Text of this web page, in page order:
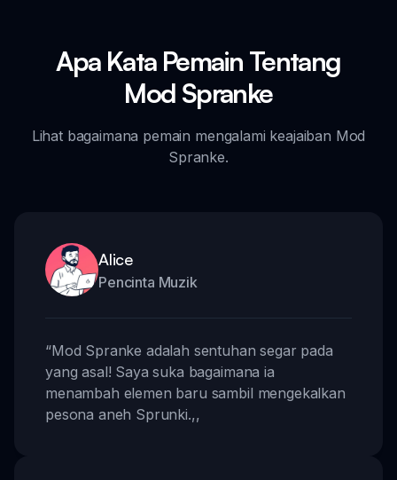
Apa Kata Pemain Tentang
Mod Spranke
Lihat bagaimana pemain mengalami keajaiban Mod
Spranke.
Alice
Pencinta Muzik
“Mod Spranke adalah sentuhan segar pada
yang asal! Saya suka bagaimana ia
menambah elemen baru sambil mengekalkan
pesona aneh Sprunki.,,